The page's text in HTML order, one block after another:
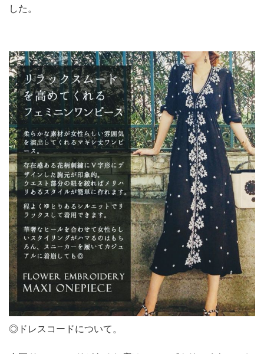
した。
◎ドレスコードについて。